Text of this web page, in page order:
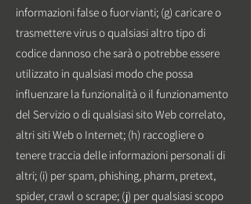
informazioni false o fuorvianti; (g) caricare o
trasmettere virus o qualsiasi altro tipo di
codice dannoso che sarà o potrebbe essere
utilizzato in qualsiasi modo che possa
influenzare la funzionalità o il funzionamento
del Servizio o di qualsiasi sito Web correlato,
altri siti Web o Internet; (h) raccogliere o
tenere traccia delle informazioni personali di
altri; (i) per spam, phishing, pharm, pretext,
spider, crawl o scrape; (j) per qualsiasi scopo